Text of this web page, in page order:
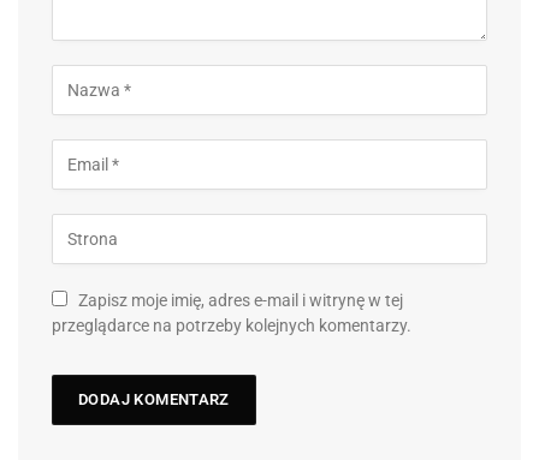
Zapisz moje imię, adres e-mail i witrynę w tej
przeglądarce na potrzeby kolejnych komentarzy.